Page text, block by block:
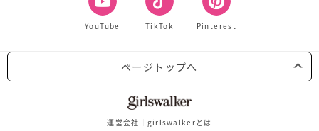
YouTube TikTok Pinterest
ページトップへ
運営会社 girlswalkerとは